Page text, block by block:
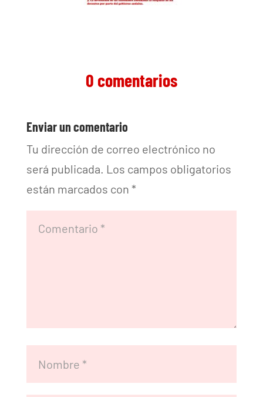
0 comentarios
Enviar un comentario
Tu dirección de correo electrónico no
será publicada. Los campos obligatorios
están marcados con *